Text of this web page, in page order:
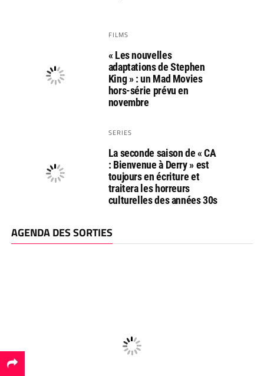
FILMS
« Les nouvelles
adaptations de Stephen
King » : un Mad Movies
hors-série prévu en
novembre
SERIES
La seconde saison de « CA
: Bienvenue à Derry » est
toujours en écriture et
traitera les horreurs
culturelles des années 30s
AGENDA DES SORTIES